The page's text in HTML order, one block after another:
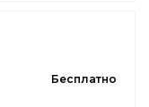
Бесплатно